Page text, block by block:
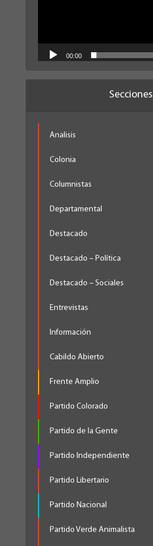
00:00
Secciones
Analisis
Colonia
Columnistas
Departamental
Destacado
Destacado – Política
Destacado – Sociales
Entrevistas
Información
Cabildo Abierto
Frente Amplio
Partido Colorado
Partido de la Gente
Partido Independiente
Partido Libertario
Partido Nacional
Partido Verde Animalista